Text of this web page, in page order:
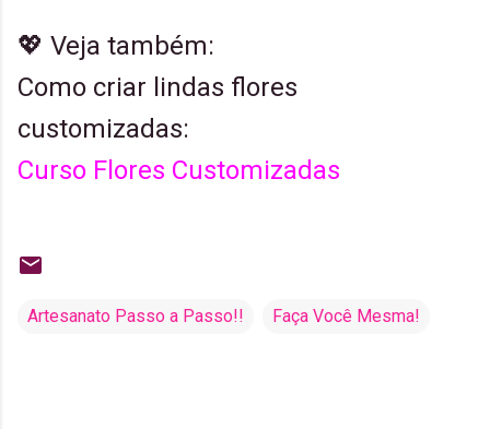
💖 Veja também:
Como criar lindas flores
customizadas:
Curso Flores Customizadas
Artesanato Passo a Passo!! Faça Você Mesma!